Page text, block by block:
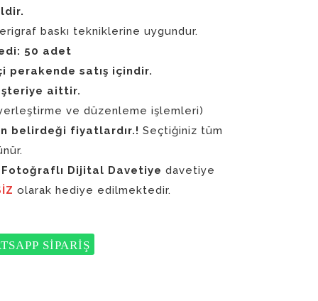
baskı tekniklerine uygundur.
50 adet
perakende satış içindir.
aittir.
ve düzenleme işlemleri)
belirdeği fiyatlardır.! Seçtiğiniz tüm
Dijital Davetiye davetiye
olarak hediye edilmektedir.
SİPARİŞ